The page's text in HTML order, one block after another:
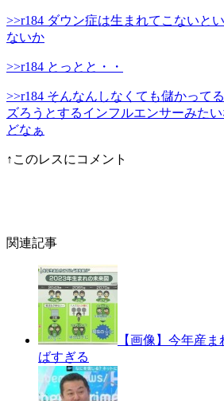
>>r184 ダウン症は生まれてこないと
ないか
>>r184 とっとと・・
>>r184 そんなんしなくても儲かって
ズろうとするインフルエンサーみた
どなぁ
↑このレスにコメント
関連記事
【画像】今年産
ばすぎる